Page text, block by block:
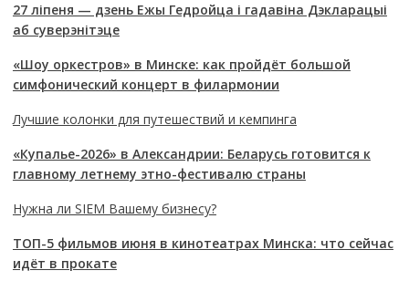
27 ліпеня — дзень Ежы Гедройца і гадавіна Дэкларацыі
аб суверэнітэце
«Шоу оркестров» в Минске: как пройдёт большой
симфонический концерт в филармонии
Лучшие колонки для путешествий и кемпинга
«Купалье-2026» в Александрии: Беларусь готовится к
главному летнему этно-фестивалю страны
Нужна ли SIEM Вашему бизнесу?
ТОП-5 фильмов июня в кинотеатрах Минска: что сейчас
идёт в прокате